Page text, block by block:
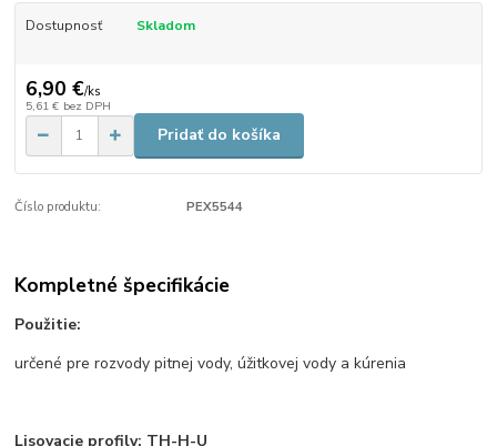
Dostupnosť Skladom
6,90 €/ks
5,61 € bez DPH
Pridať do košíka
Číslo produktu: PEX5544
Kompletné špecifikácie
Použitie:
určené pre rozvody pitnej vody, úžitkovej vody a kúrenia
Lisovacie profily: TH-H-U